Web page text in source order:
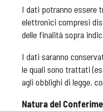
I dati potranno essere
elettronici compresi
delle finalità sopra
I dati saranno
le quali sono trattati
agli obblighi di legge,
Natura del